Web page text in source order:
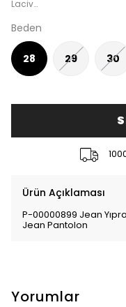
Lacivert
Beden
28 29 30
Ürün Açıklaması
P-00000899 Jean
Jean Pantolon
Yorumlar